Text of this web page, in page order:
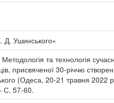
Д. Ушинського»
та технологія
присвяченої 30-річчю
(Одеса, 20-21 травня
С. 57-60.